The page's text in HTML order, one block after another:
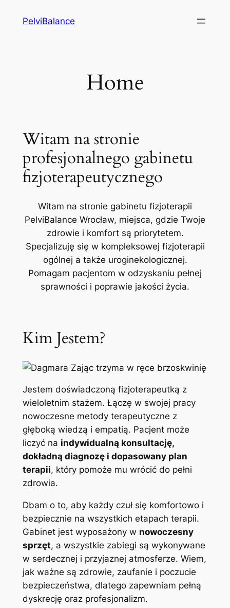
PelviBalance
Home
Witam na stronie
profesjonalnego gabinetu
fizjoterapeutycznego
Witam na stronie gabinetu fizjoterapii
PelviBalance Wrocław, miejsca, gdzie Twoje
zdrowie i komfort są priorytetem.
Specjalizuję się w kompleksowej fizjoterapii
ogólnej a także uroginekologicznej.
Pomagam pacjentom w odzyskaniu pełnej
sprawności i poprawie jakości życia.
Kim Jestem?
Jestem doświadczoną fizjoterapeutką z
wieloletnim stażem. Łączę w swojej pracy
nowoczesne metody terapeutyczne z
głęboką wiedzą i empatią. Pacjent może
liczyć na indywidualną konsultację,
dokładną diagnozę i dopasowany plan
terapii, który pomoże mu wrócić do pełni
zdrowia.
Dbam o to, aby każdy czuł się komfortowo i
bezpiecznie na wszystkich etapach terapii.
Gabinet jest wyposażony w nowoczesny
sprzęt, a wszystkie zabiegi są wykonywane
w serdecznej i przyjaznej atmosferze. Wiem,
jak ważne są zdrowie, zaufanie i poczucie
bezpieczeństwa, dlatego zapewniam pełną
dyskrecję oraz profesjonalizm.